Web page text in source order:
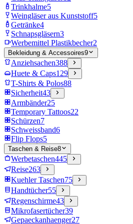
Trinkhalme5
Weingläser aus Kunststoff5
Getränke4
Schnapsgläsern3
Werbemittel Plastikbecher2
Bekleidung & Accessoires9
Anziehsachen388
Huete & Caps129
T-Shirts & Polos88
Sicherheit43
Armbänder25
Temporary Tattoos22
Schürzen7
Schweissband6
Flip Flops5
Taschen & Reise8
Werbetaschen445
Reise263
Kuehler Taschen75
Handtücher55
Regenschirme43
Mikrofasertücher39
Gepaeckanhaenger27